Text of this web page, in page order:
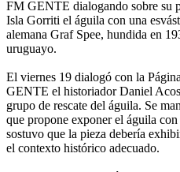
FM GENTE dialogando sobre su
Isla Gorriti el águila con una
alemana Graf Spee, hundida en
uruguayo.
El viernes 19 dialogó con la
GENTE el historiador Daniel
grupo de rescate del águila. Se
que propone exponer el águila
sostuvo que la pieza debería
el contexto histórico adecuado.